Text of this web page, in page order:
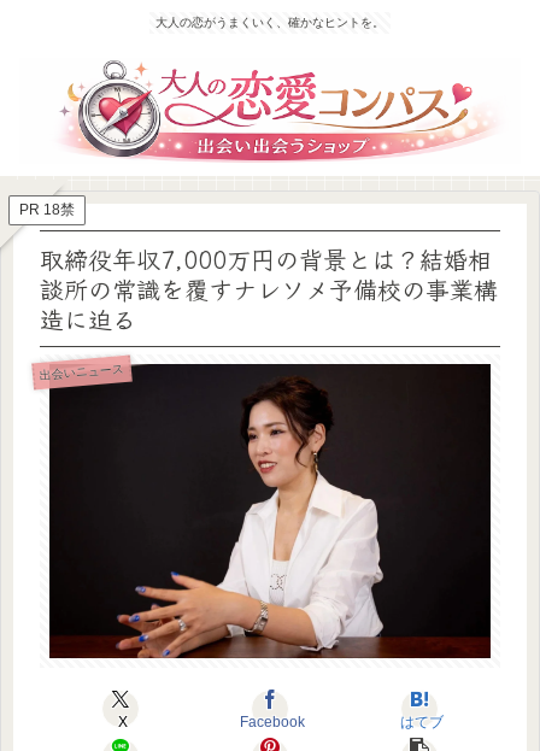
大人の恋がうまくいく、確かなヒントを。
PR 18禁
取締役年収7,000万円の背景とは？結婚相
談所の常識を覆すナレソメ予備校の事業構
造に迫る
出会いニュース
X Facebook はてブ